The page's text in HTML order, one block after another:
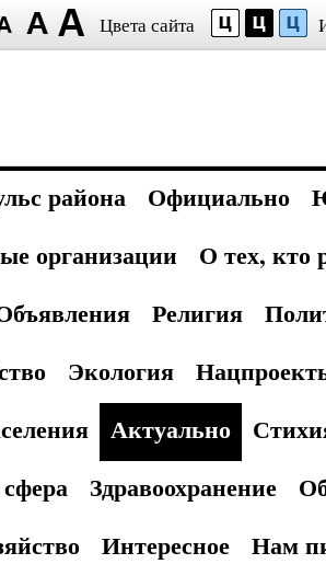
Цвета сайта
района Официально
организации
О тех, кто
Религия
Экология
Актуально
Здравоохранение
Интересное
Нам